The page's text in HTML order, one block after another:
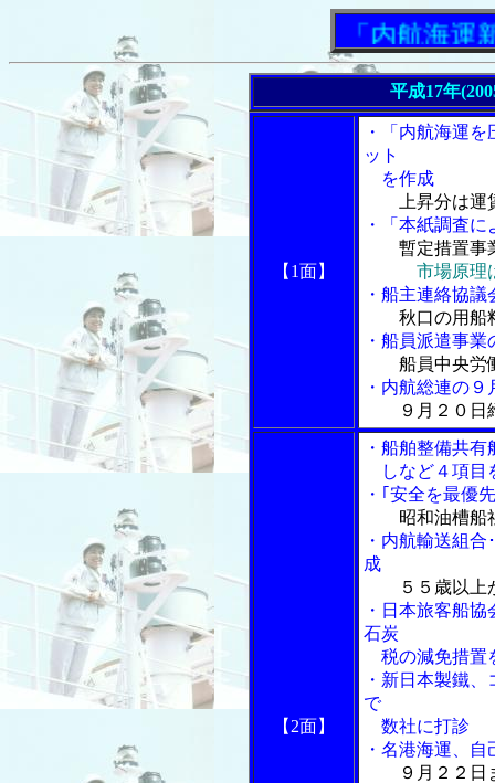
「内航海運新聞
平成17年
【1面】
・「内航海運
ット
を作成
上昇分は
・「本紙調査
暫定措置事
市場原理
・船主連絡協
秋口の用船
・船員派遣事業
船員中央労
・内航総連の
９月２０日
【2面】
・船舶整備共
しなど４項目
・｢安全を最優
昭和油槽
・内航輸送組
成
５５歳以上
・日本旅客船
石炭
税の減免措置
・新日本製鐵
で
数社に打診
・名港海運、
９月２２